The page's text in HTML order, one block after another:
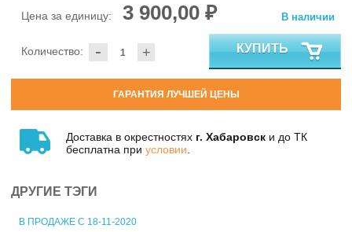
Цена за единицу: 3 900,00 ₽
- +
Количество:
В наличии
КУПИТЬ
ГАРАНТИЯ ЛУЧШЕЙ ЦЕНЫ
Доставка в окрестностях г. Хабаровск и до ТК
бесплатна при условии
ДРУГИЕ ТЭГИ
В ПРОДАЖЕ С 18-11-2020